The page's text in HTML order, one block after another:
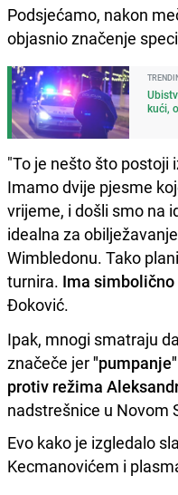
Podsjećamo, nakon
objasnio značenje
kući,
"To je nešto što postoji
Imamo dvije pjesme
vrijeme, i došli smo na
idealna za
Wimbledonu. Tako
turnira. Ima simbolično
Đoković.
Ipak, mnogi smatraju
značeče jer
protiv režima
nadstrešnice u Novom
Evo kako je izgledalo
Kecmanovićem i